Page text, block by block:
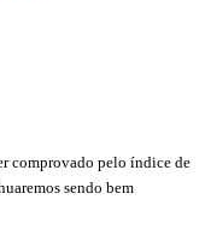
comprovado pelo índice de
sendo bem